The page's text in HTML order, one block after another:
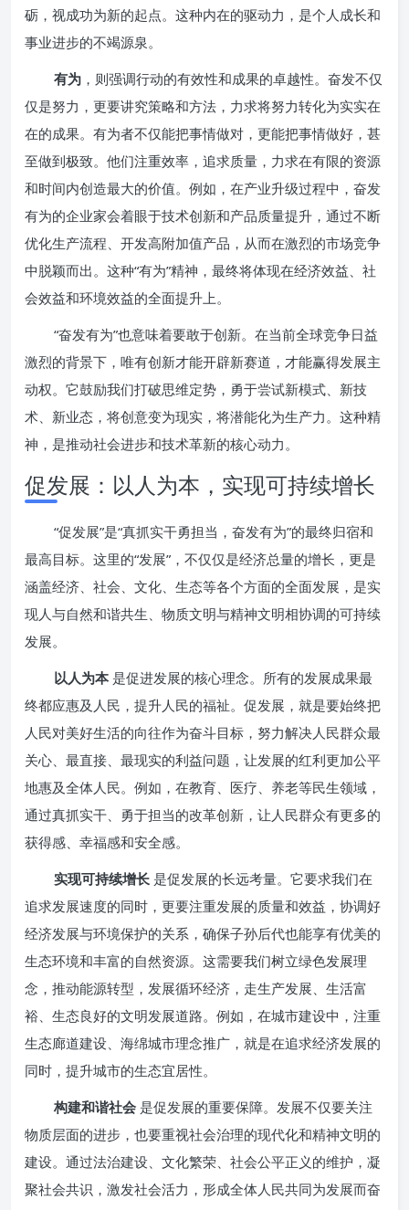
砺，视成功为新的起点。这种内在的驱动力，是个人成长和
事业进步的不竭源泉。
有为 ，则强调行动的有效性和成果的卓越性。奋发不仅
仅是努力，更要讲究策略和方法，力求将努力转化为实实在
在的成果。有为者不仅能把事情做对，更能把事情做好，甚
至做到极致。他们注重效率，追求质量，力求在有限的资源
和时间内创造最大的价值。例如，在产业升级过程中，奋发
有为的企业家会着眼于技术创新和产品质量提升，通过不断
优化生产流程、开发高附加值产品，从而在激烈的市场竞争
中脱颖而出。这种“有为”精神，最终将体现在经济效益、社
会效益和环境效益的全面提升上。
“奋发有为”也意味着要敢于创新。在当前全球竞争日益
激烈的背景下，唯有创新才能开辟新赛道，才能赢得发展主
动权。它鼓励我们打破思维定势，勇于尝试新模式、新技
术、新业态，将创意变为现实，将潜能化为生产力。这种精
神，是推动社会进步和技术革新的核心动力。
促发展：以人为本，实现可持续增长
“促发展”是“真抓实干勇担当，奋发有为”的最终归宿和
最高目标。这里的“发展”，不仅仅是经济总量的增长，更是
涵盖经济、社会、文化、生态等各个方面的全面发展，是实
现人与自然和谐共生、物质文明与精神文明相协调的可持续
发展。
以人为本 是促进发展的核心理念。所有的发展成果最
终都应惠及人民，提升人民的福祉。促发展，就是要始终把
人民对美好生活的向往作为奋斗目标，努力解决人民群众最
关心、最直接、最现实的利益问题，让发展的红利更加公平
地惠及全体人民。例如，在教育、医疗、养老等民生领域，
通过真抓实干、勇于担当的改革创新，让人民群众有更多的
获得感、幸福感和安全感。
实现可持续增长 是促发展的长远考量。它要求我们在
追求发展速度的同时，更要注重发展的质量和效益，协调好
经济发展与环境保护的关系，确保子孙后代也能享有优美的
生态环境和丰富的自然资源。这需要我们树立绿色发展理
念，推动能源转型，发展循环经济，走生产发展、生活富
裕、生态良好的文明发展道路。例如，在城市建设中，注重
生态廊道建设、海绵城市理念推广，就是在追求经济发展的
同时，提升城市的生态宜居性。
构建和谐社会 是促发展的重要保障。发展不仅要关注
物质层面的进步，也要重视社会治理的现代化和精神文明的
建设。通过法治建设、文化繁荣、社会公平正义的维护，凝
聚社会共识，激发社会活力，形成全体人民共同为发展而奋